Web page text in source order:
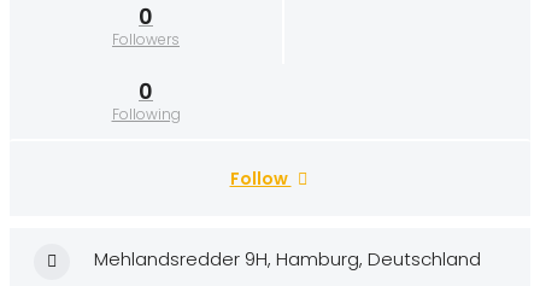
0
Followers
0
Following
Follow
Mehlandsredder 9H, Hamburg, Deutschland